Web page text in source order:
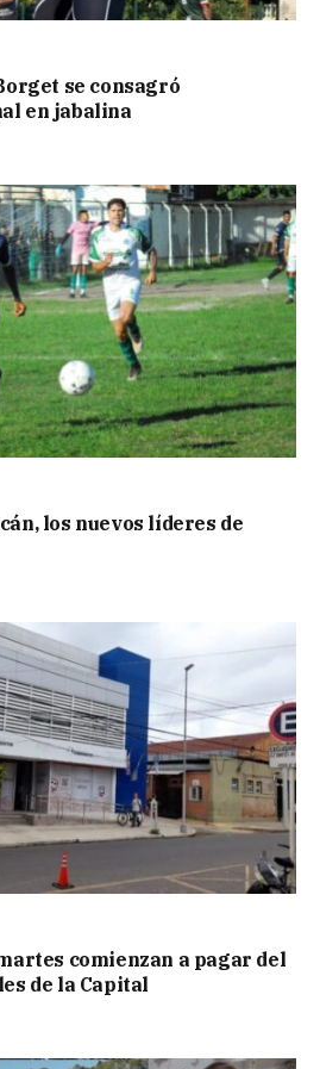
se consagró
en jabalina
los nuevos líderes de
comienzan a pagar del
de la Capital